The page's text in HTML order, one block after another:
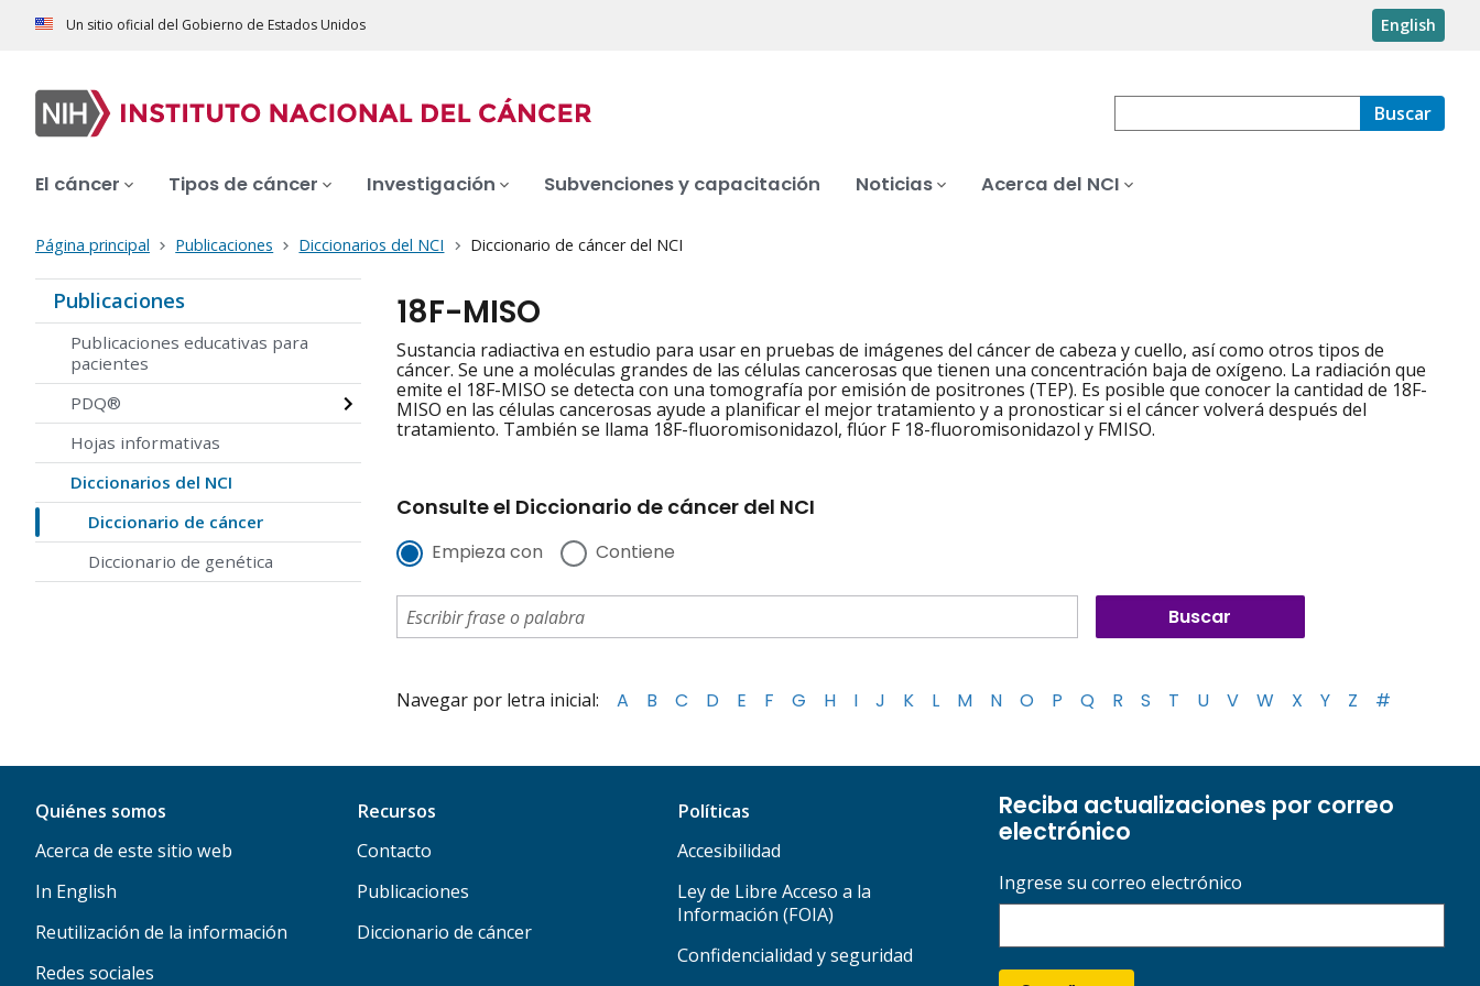
Un sitio oficial del Gobierno de Estados Unidos English
Buscar
El cáncer Tipos de cáncer Investigación Subvenciones y capacitación Noticias Acerca del NCI
Página principal Publicaciones Diccionarios del NCI Diccionario de cáncer del NCI
Publicaciones
Publicaciones educativas para
pacientes
PDQ®
Hojas informativas
Diccionarios del NCI
Diccionario de cáncer
Diccionario de genética
18F-MISO
Sustancia radiactiva en estudio para usar en pruebas de imágenes del cáncer de cabeza y cuello, así como otros tipos de
cáncer. Se une a moléculas grandes de las células cancerosas que tienen una concentración baja de oxígeno. La radiación que
emite el 18F-MISO se detecta con una tomografía por emisión de positrones (TEP). Es posible que conocer la cantidad de 18F-
MISO en las células cancerosas ayude a planificar el mejor tratamiento y a pronosticar si el cáncer volverá después del
tratamiento. También se llama 18F-fluoromisonidazol, flúor F 18-fluoromisonidazol y FMISO.
Consulte el Diccionario de cáncer del NCI
Empieza con Contiene
Navegar por letra inicial: A B C D E F G H I J K L M N O P Q R S T U V W X Y Z #
Quiénes somos
Acerca de este sitio web
In English
Reutilización de la información
Redes sociales
Recursos
Contacto
Publicaciones
Diccionario de cáncer
Políticas
Accesibilidad
Ley de Libre Acceso a la
Información (FOIA)
Confidencialidad y seguridad
Reciba actualizaciones por correo
electrónico
Ingrese su correo electrónico